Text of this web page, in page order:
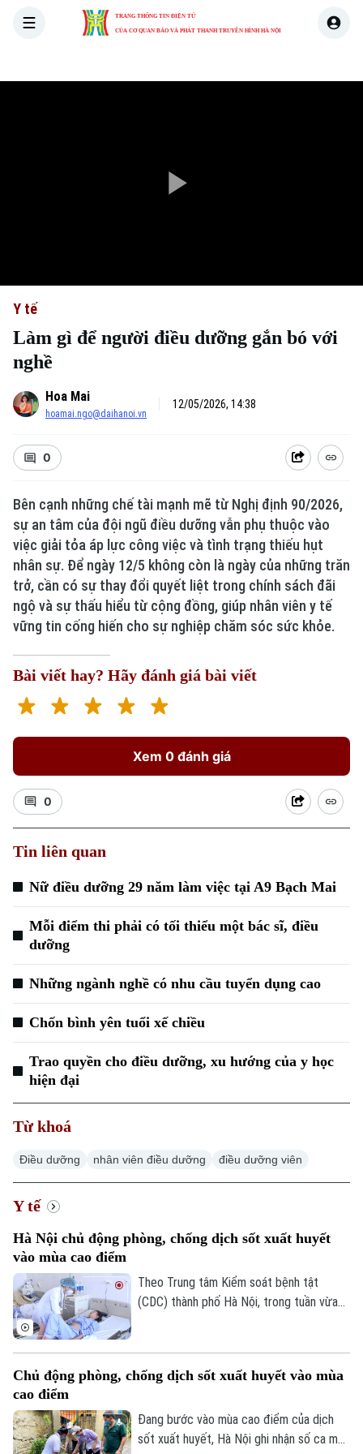
TRANG THÔNG TIN ĐIỆN TỬ
CỦA CƠ QUAN BÁO VÀ PHÁT THANH TRUYỀN HÌNH HÀ NỘI
Xu hướng
Thời sự
Hà Nội
Chính trị
Xã hội
An ninh trật tự
Công nghệ
Hà Nội
Người Hà Nội
Khoảnh khắc Hà Nội
Ẩm thực
Quân sự
Hồ sơ
Người Việt 4 phương
Tin tức
Cafe sáng
Tài chính Ngân hàng
Doanh nghiệp
Tin tức
Căn hộ
Đất đai
Tàu và Xe
Ô tô
Tàu
Xe máy
Tin tức
Tuyển sinh
Văn hóa
Tin tức
Y tế
Làm gì để người điều dưỡng gắn bó với
nghề
Hoa Mai
hoamai.ngo@daihanoi.vn
12/05/2026, 14:38
0
Bên cạnh những chế tài mạnh mẽ từ Nghị định 90/2026,
sự an tâm của đội ngũ điều dưỡng vẫn phụ thuộc vào
việc giải tỏa áp lực công việc và tình trạng thiếu hụt
nhân sự. Để ngày 12/5 không còn là ngày của những trăn
trở, cần có sự thay đổi quyết liệt trong chính sách đãi
ngộ và sự thấu hiểu từ cộng đồng, giúp nhân viên y tế
vững tin cống hiến cho sự nghiệp chăm sóc sức khỏe.
Bài viết hay? Hãy đánh giá bài viết
Xem 0 đánh giá
0
Tin liên quan
Nữ điều dưỡng 29 năm làm việc tại A9 Bạch Mai
Mỗi điểm thi phải có tối thiểu một bác sĩ, điều
dưỡng
Những ngành nghề có nhu cầu tuyển dụng cao
Chốn bình yên tuổi xế chiều
Trao quyền cho điều dưỡng, xu hướng của y học
hiện đại
Từ khoá
Điều dưỡng nhân viên điều dưỡng điều dưỡng viên
Y tế
Hà Nội chủ động phòng, chống dịch sốt xuất huyết
vào mùa cao điểm
Theo Trung tâm Kiểm soát bệnh tật
(CDC) thành phố Hà Nội, trong tuần vừa
truyền bệnh phát triển.
Chủ động phòng, chống dịch sốt xuất huyết vào mùa
cao điểm
Đang bước vào mùa cao điểm của dịch
sốt xuất huyết, Hà Nội ghi nhận số ca mắc